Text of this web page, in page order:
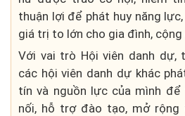
thuận lợi để phát huy năng
giá trị to lớn cho gia đình, cộng
Với vai trò Hội viên danh dự,
các hội viên danh dự khác
tín và nguồn lực của mình
nối, hỗ trợ đào tạo, mở